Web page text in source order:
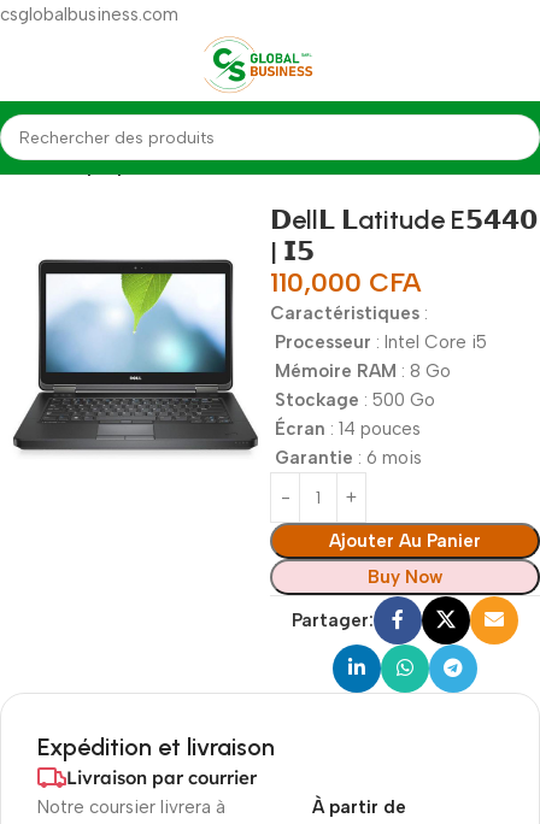
csglobalbusiness.com
Accueil Laptop
𝗗ell𝗟 𝗟atitude E𝟱𝟰𝟰𝟬
| 𝗜𝟱
110,000 CFA
Caractéristiques :
Processeur : Intel Core i5
Mémoire RAM : 8 Go
Stockage : 500 Go
Écran : 14 pouces
Garantie : 6 mois
Ajouter Au Panier
Buy Now
Partager:
Expédition et livraison
Livraison par courrier
Notre coursier livrera à
À partir de